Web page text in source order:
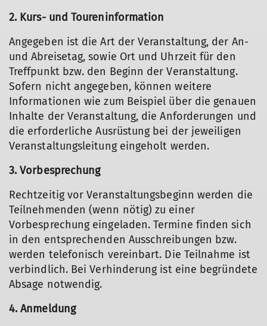
2. Kurs- und Toureninformation
Angegeben ist die Art der Veranstaltung, der An-
und Abreisetag, sowie Ort und Uhrzeit für den
Treffpunkt bzw. den Beginn der Veranstaltung.
Sofern nicht angegeben, können weitere
Informationen wie zum Beispiel über die genauen
Inhalte der Veranstaltung, die Anforderungen und
die erforderliche Ausrüstung bei der jeweiligen
Veranstaltungsleitung eingeholt werden.
3. Vorbesprechung
Rechtzeitig vor Veranstaltungsbeginn werden die
Teilnehmenden (wenn nötig) zu einer
Vorbesprechung eingeladen. Termine finden sich
in den entsprechenden Ausschreibungen bzw.
werden telefonisch vereinbart. Die Teilnahme ist
verbindlich. Bei Verhinderung ist eine begründete
Absage notwendig.
4. Anmeldung